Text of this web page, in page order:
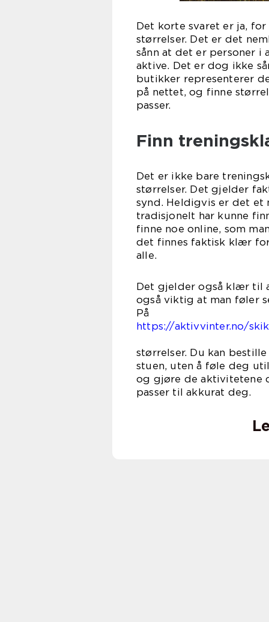
Det korte svaret er ja,
størrelser. Det er det
sånn at det er personer i
aktive. Det er dog ikke
butikker representerer
på nettet, og finne
Finn
Det er ikke bare
størrelser. Det gjelder
synd. Heldigvis er det et
tradisjonelt har kunne
finne noe online, som
det finnes faktisk klær
Det gjelder også klær til
også viktig at man føler
https://aktivvinter.no/
størrelser. Du kan
stuen, uten å føle deg
og gjøre de aktivitetene
passer